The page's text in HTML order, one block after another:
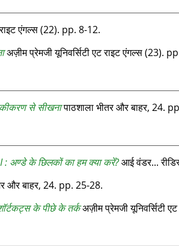
एंगल्‍स (22). pp. 8-12.
अज़ीम प्रेमजी यूनिवर्सिटी एट राइट एंगल्‍स (23).
से सीखनापाठशाला भीतर और बाहर, 24.
I : अण्‍डे के छिलकों का हम क्‍या करें?आई वंडर...
और बाहर, 24. pp. 25-28.
के पीछे के तर्कअज़ीम प्रेमजी यूनिवर्सिटी